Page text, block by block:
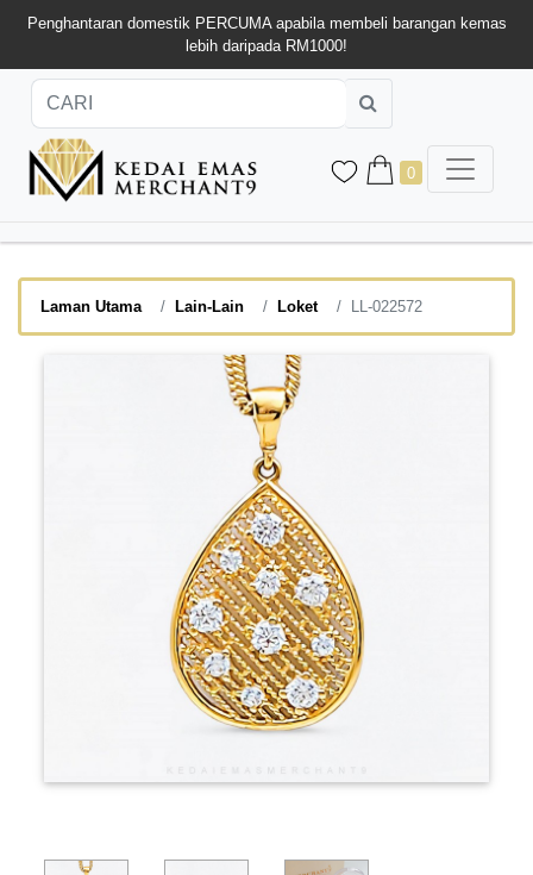
Penghantaran domestik PERCUMA apabila membeli barangan kemas
lebih daripada RM1000!
0
Laman Utama Lain-Lain Loket LL-022572